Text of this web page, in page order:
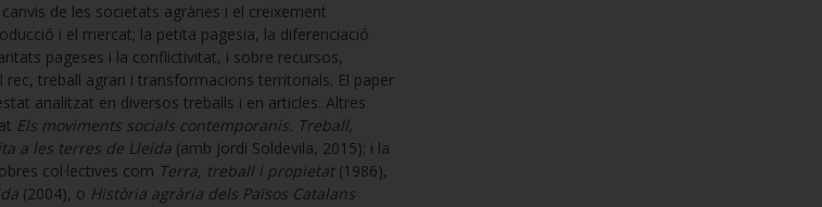
de les societats agràries i el creixement
i el mercat; la petita pagesia, la diferenciació
pageses i la conflictivitat, i sobre recursos,
rec, treball agrari i transformacions territorials. El paper
analitzat en diversos treballs i en articles. Altres
Els moviments socials contemporanis. Treball,
a les terres de Lleida (amb Jordi Soldevila, 2015); i la
col·lectives com Terra, treball i propietat (1986),
(2004), o Història agrària dels Països Catalans